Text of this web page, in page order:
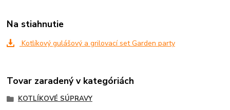
Na stiahnutie
Kotlíkový gulášový a grilovací set Garden party
Tovar zaradený v kategóriách
KOTLÍKOVÉ SÚPRAVY